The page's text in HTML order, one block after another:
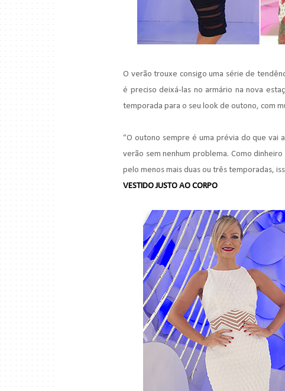
O verão trouxe consigo uma série de
é preciso deixá-las no armário na nova
temporada para o seu look de outono, com
“O outono sempre é uma prévia do que vai
verão sem nenhum problema. Como
pelo menos mais duas ou três temporadas,
VESTIDO JUSTO AO CORPO